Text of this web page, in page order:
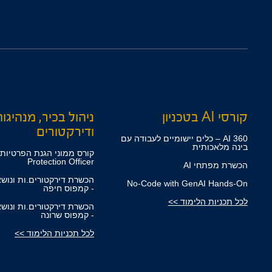
קורסי AI בטכניון
360 AI – כלים יישומיים לעבודה עם
בינה מלאכותית
הכשרת מפתחי AI
No-Code with GenAI Hands-On
לכל תכניות הלימוד >>
ניהול בכיר,
ודירקטורים
Protection Officer
הכשרת דירקטורים.ות
- קמפוס חיפה
הכשרת דירקטורים.ות
- קמפוס שרונה
לכל תכניות הלימוד >>